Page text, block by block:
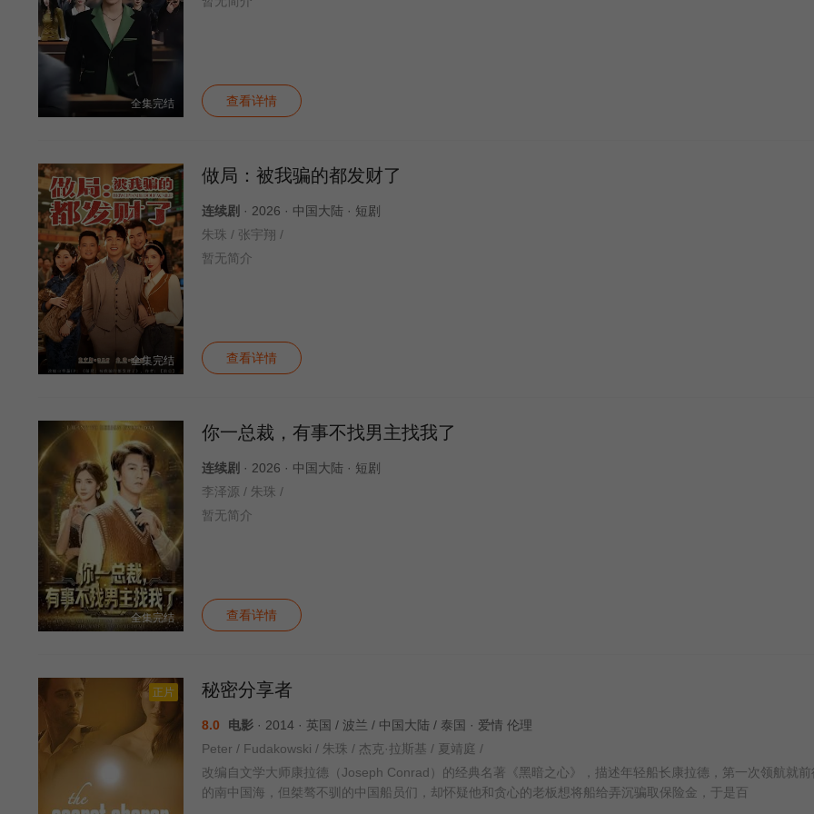
全集完结 查看详情
全集完结
做局：被我骗的都发财了
连续剧 · 2026 · 中国大陆 · 短剧
朱珠 / 张宇翔 /
暂无简介
查看详情
全集完结
你一总裁，有事不找男主找我了
连续剧 · 2026 · 中国大陆 · 短剧
李泽源 / 朱珠 /
暂无简介
查看详情
正片 秘密分享者
8.0 电影 · 2014 · 英国 / 波兰 / 中国大陆 / 泰国 · 爱情 伦理
Peter / Fudakowski / 朱珠 / 杰克·拉斯基 / 夏靖庭 /
改编自文学大师康拉德（Joseph Conrad）的经典名著《黑暗之心》，描述年轻船长康拉德，第一次领航就
的南中国海，但桀骜不驯的中国船员们，却怀疑他和贪心的老板想将船给弄沉骗取保险金，于是百